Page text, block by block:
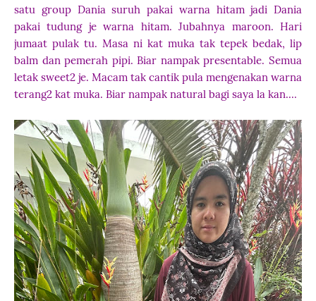
satu group Dania suruh pakai warna hitam jadi Dania
pakai tudung je warna hitam. Jubahnya maroon. Hari
jumaat pulak tu. Masa ni kat muka tak tepek bedak, lip
balm dan pemerah pipi. Biar nampak presentable. Semua
letak sweet2 je. Macam tak cantik pula mengenakan warna
terang2 kat muka. Biar nampak natural bagi saya la kan....